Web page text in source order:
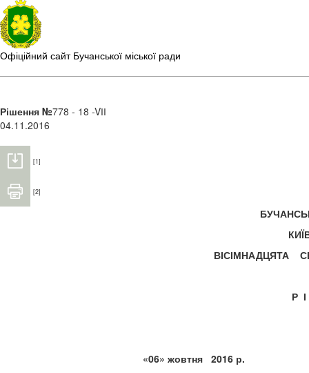
Офіційний сайт Бучанської міської ради
Рішення №778 - 18 -VІІ
04.11.2016
[1]
[2]
ВІСІМНАДЦЯТА
Р
«06» жовтня